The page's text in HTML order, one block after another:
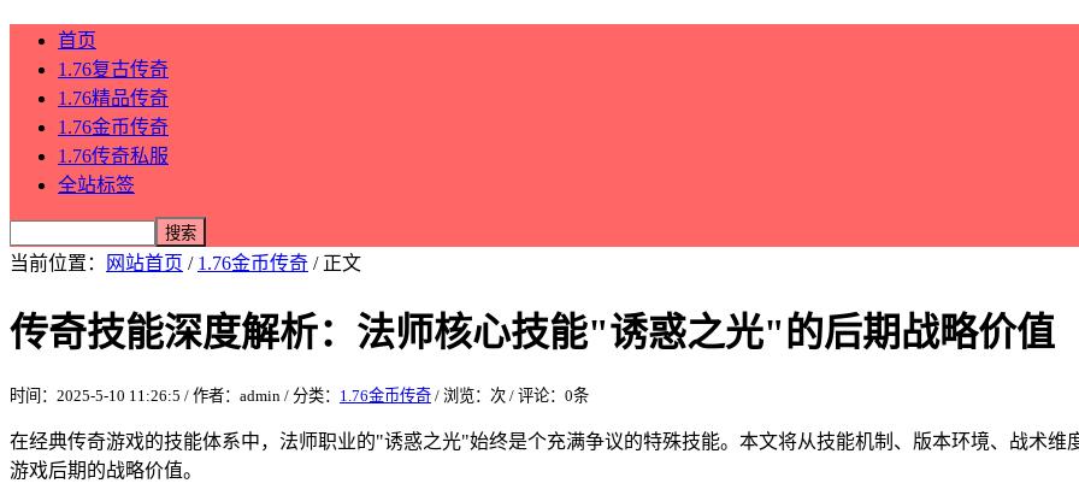
首页
1.76复古传奇
1.76精品传奇
1.76金币传奇
1.76传奇私服
全站标签
当前位置： 网站首页 / 1.76金币传奇 / 正文
传奇技能深度解析：法师核心技能"诱惑之光"的后期战略价值
时间：2025-5-10 11:26:5 / 作者：admin / 分类： 1.76金币传奇 / 浏览： 次 / 评论：0条
在经典传奇游戏的技能体系中，法师职业的"诱惑之光"始终是个充满争议的特殊技能。本文将从技能机制、版本环境、战术维
游戏后期的战略价值。